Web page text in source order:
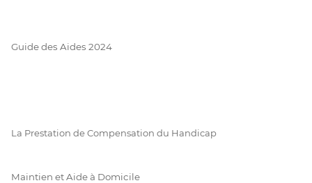
Guide des Aides 2024
La Prestation de Compensation du Handicap
Maintien et Aide à Domicile